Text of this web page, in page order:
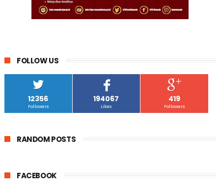
FOLLOW US
12356
Followers
194067
Likes
419
Followers
RANDOM POSTS
FACEBOOK